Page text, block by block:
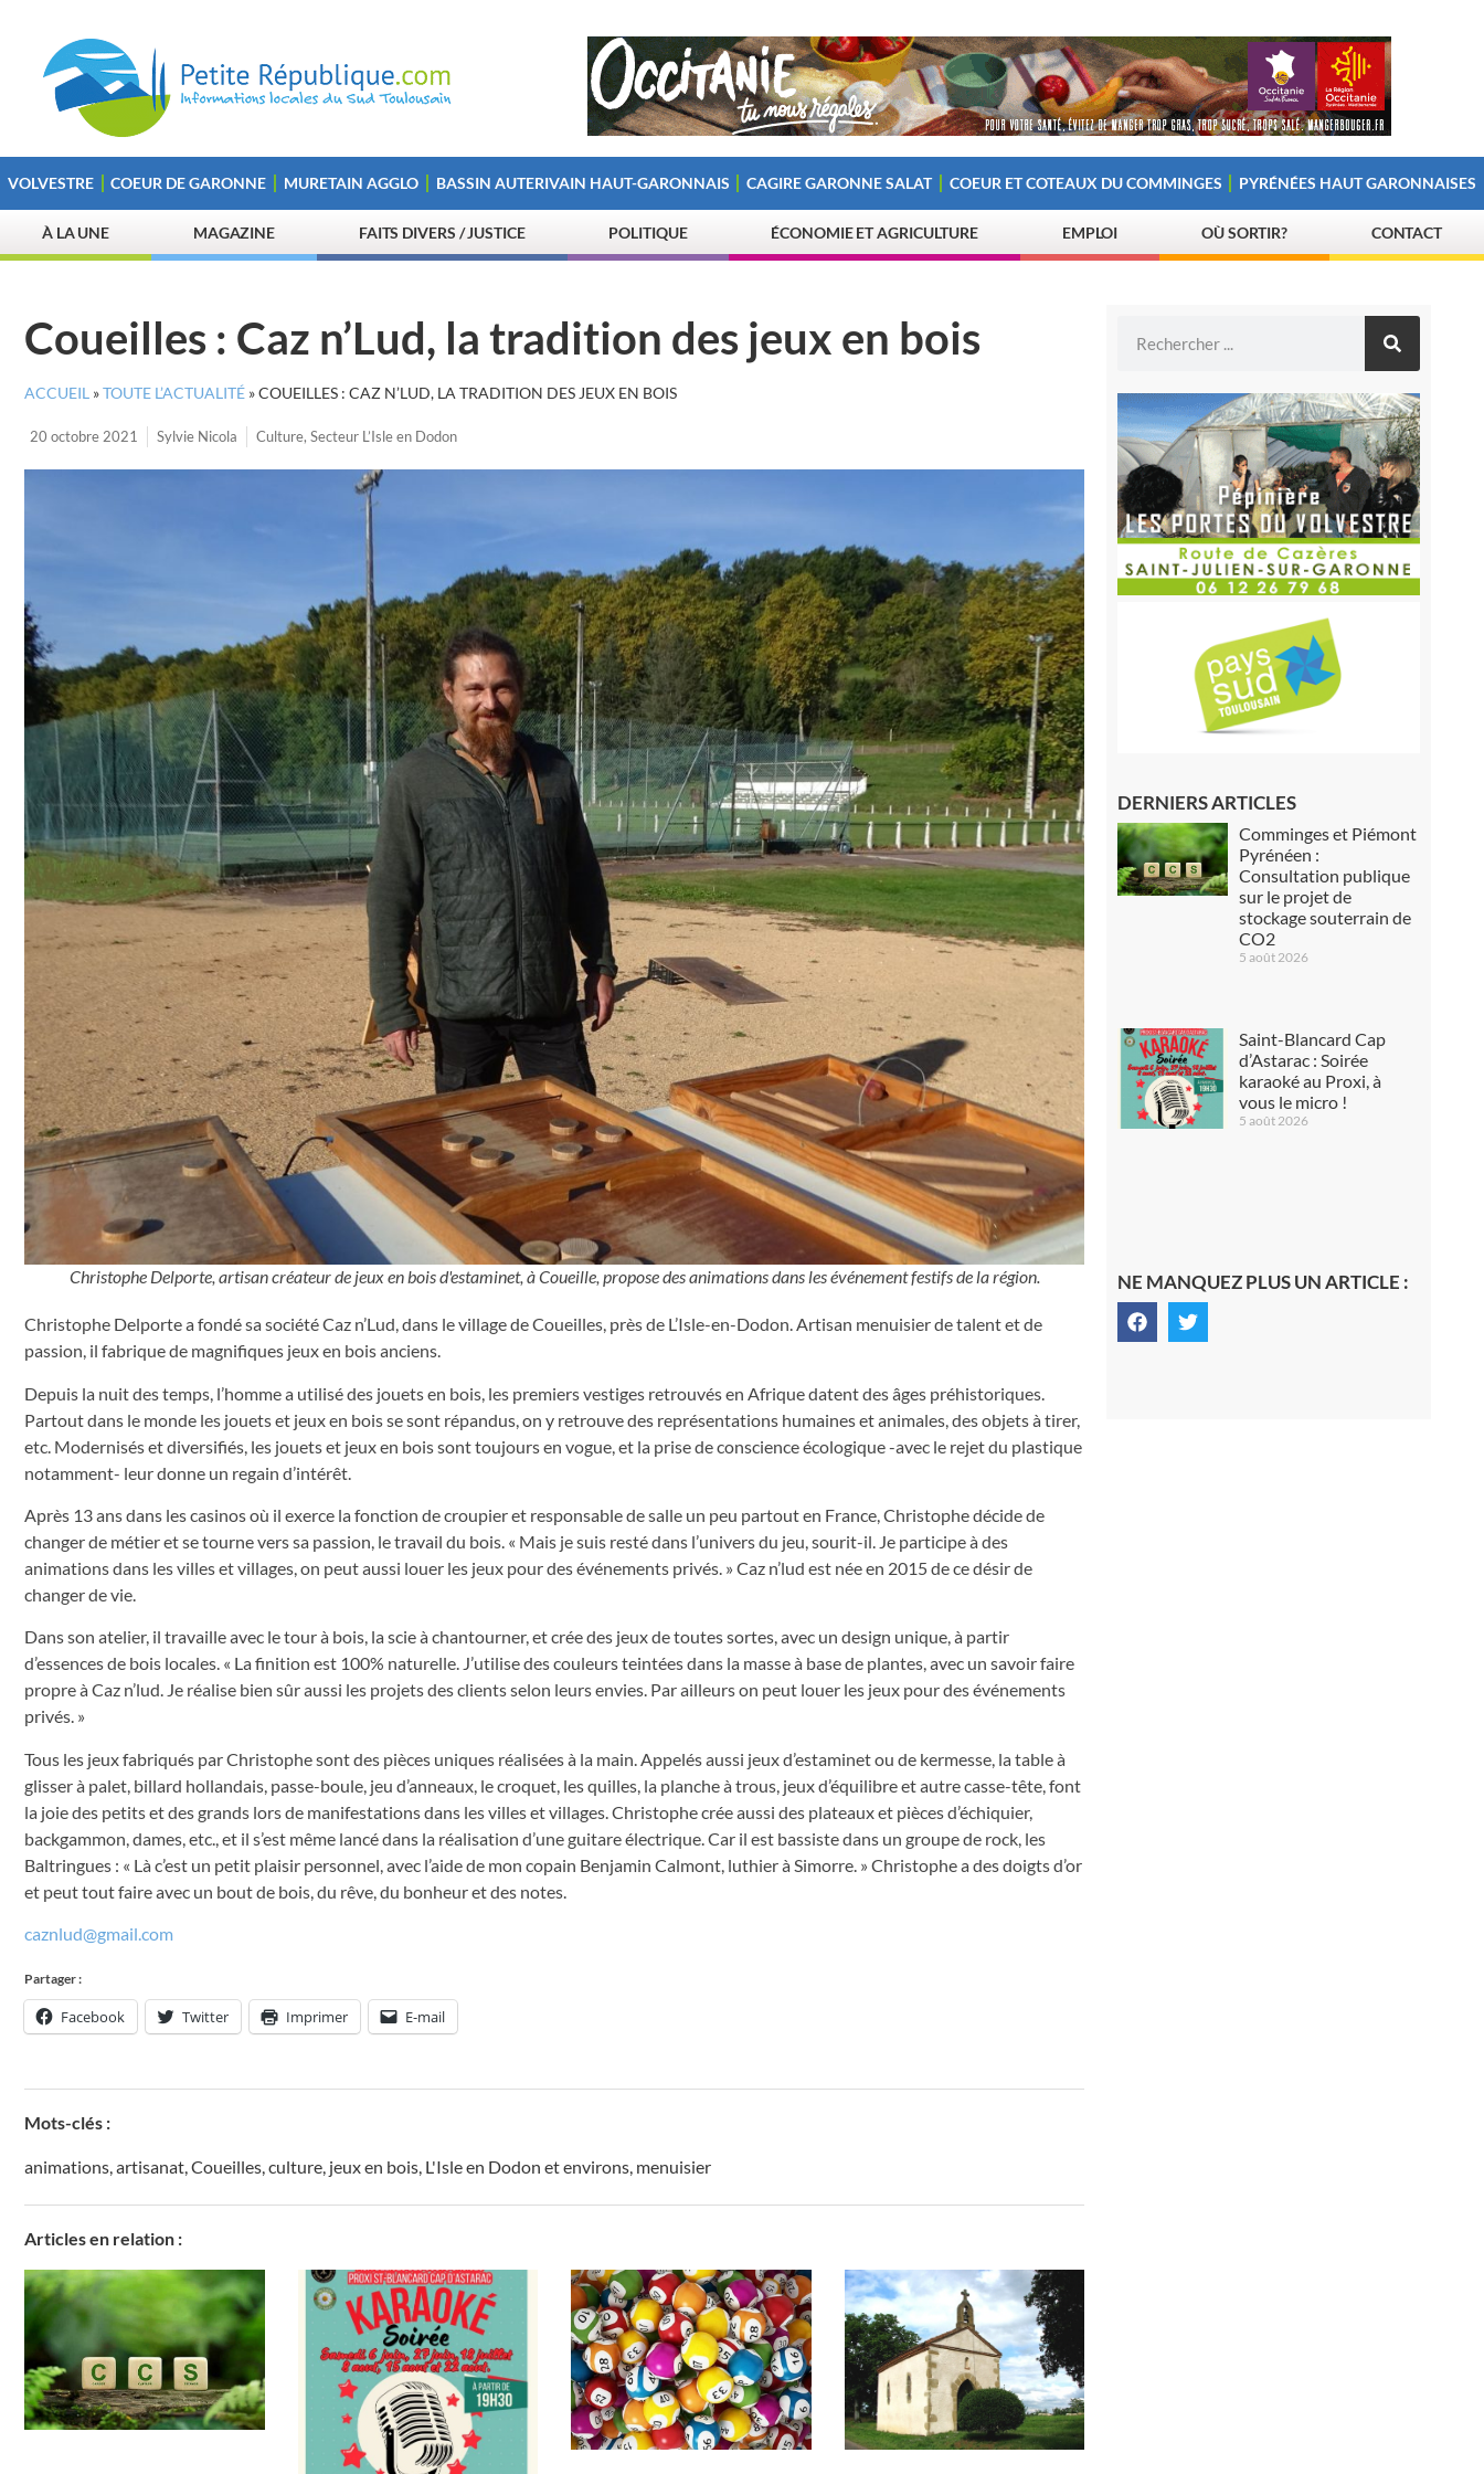
VOLVESTRE COEUR DE GARONNE MURETAIN AGGLO BASSIN AUTERIVAIN HAUT-GARONNAIS CAGIRE GARONNE SALAT COEUR ET COTEAUX DU COMMINGES PYRÉNÉES HAUT GARONNAISES
À LA UNE MAGAZINE FAITS DIVERS / JUSTICE POLITIQUE ÉCONOMIE ET AGRICULTURE EMPLOI OÙ SORTIR? CONTACT
Coueilles : Caz n’Lud, la tradition des jeux en bois
ACCUEIL »TOUTE L’ACTUALITÉ »COUEILLES : CAZ N’LUD, LA TRADITION DES JEUX EN BOIS
20 octobre 2021 Sylvie Nicola Culture, Secteur L’Isle en Dodon
Christophe Delporte, artisan créateur de jeux en bois d'estaminet, à Coueille, propose des animations dans les événement festifs de la région.
Christophe Delporte a fondé sa société Caz n’Lud, dans le village de Coueilles, près de L’Isle-en-Dodon. Artisan menuisier de talent et de
passion, il fabrique de magnifiques jeux en bois anciens.
Depuis la nuit des temps, l’homme a utilisé des jouets en bois, les premiers vestiges retrouvés en Afrique datent des âges préhistoriques.
Partout dans le monde les jouets et jeux en bois se sont répandus, on y retrouve des représentations humaines et animales, des objets à tirer,
etc. Modernisés et diversifiés, les jouets et jeux en bois sont toujours en vogue, et la prise de conscience écologique -avec le rejet du plastique
notamment- leur donne un regain d’intérêt.
Après 13 ans dans les casinos où il exerce la fonction de croupier et responsable de salle un peu partout en France, Christophe décide de
changer de métier et se tourne vers sa passion, le travail du bois. « Mais je suis resté dans l’univers du jeu, sourit-il. Je participe à des
animations dans les villes et villages, on peut aussi louer les jeux pour des événements privés. » Caz n’lud est née en 2015 de ce désir de
changer de vie.
Dans son atelier, il travaille avec le tour à bois, la scie à chantourner, et crée des jeux de toutes sortes, avec un design unique, à partir
d’essences de bois locales. « La finition est 100% naturelle. J’utilise des couleurs teintées dans la masse à base de plantes, avec un savoir faire
propre à Caz n’lud. Je réalise bien sûr aussi les projets des clients selon leurs envies. Par ailleurs on peut louer les jeux pour des événements
privés. »
Tous les jeux fabriqués par Christophe sont des pièces uniques réalisées à la main. Appelés aussi jeux d’estaminet ou de kermesse, la table à
glisser à palet, billard hollandais, passe-boule, jeu d’anneaux, le croquet, les quilles, la planche à trous, jeux d’équilibre et autre casse-tête, font
la joie des petits et des grands lors de manifestations dans les villes et villages. Christophe crée aussi des plateaux et pièces d’échiquier,
backgammon, dames, etc., et il s’est même lancé dans la réalisation d’une guitare électrique. Car il est bassiste dans un groupe de rock, les
Baltringues : « Là c’est un petit plaisir personnel, avec l’aide de mon copain Benjamin Calmont, luthier à Simorre. » Christophe a des doigts d’or
et peut tout faire avec un bout de bois, du rêve, du bonheur et des notes.
caznlud@gmail.com
Partager :
Facebook Twitter Imprimer E-mail
Mots-clés :
animations artisanat Coueilles culture jeux en bois L'Isle en Dodon et environs menuisier
Articles en relation :
DERNIERS ARTICLES
Comminges et Piémont
Pyrénéen :
Consultation publique
sur le projet de
stockage souterrain de
CO2
5 août 2026
Saint-Blancard Cap
d’Astarac : Soirée
karaoké au Proxi, à
vous le micro !
5 août 2026
NE MANQUEZ PLUS UN ARTICLE :